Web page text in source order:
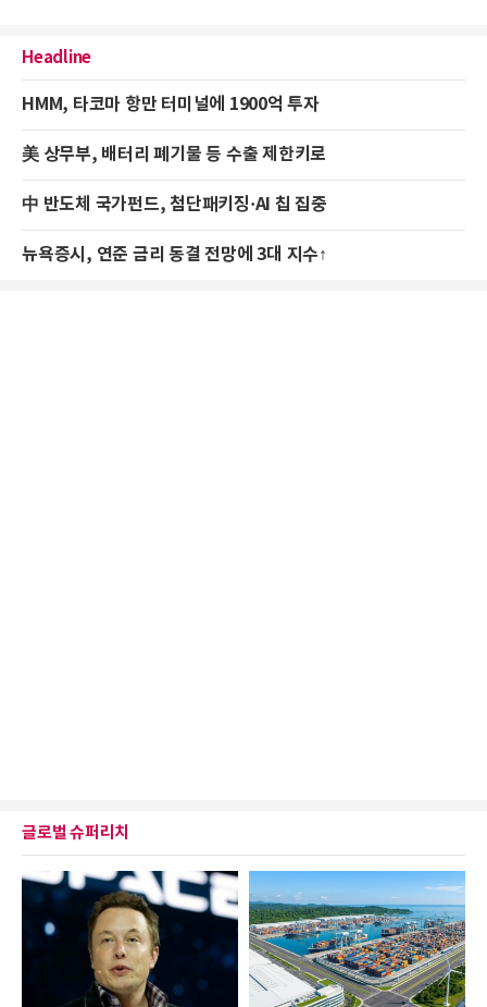
Headline
HMM, 타코마 항만 터미널에 1900억 투자
美 상무부, 배터리 폐기물 등 수출 제한키로
中 반도체 국가펀드, 첨단패키징·AI 칩 집중
뉴욕증시, 연준 금리 동결 전망에 3대 지수↑
글로벌 슈퍼리치